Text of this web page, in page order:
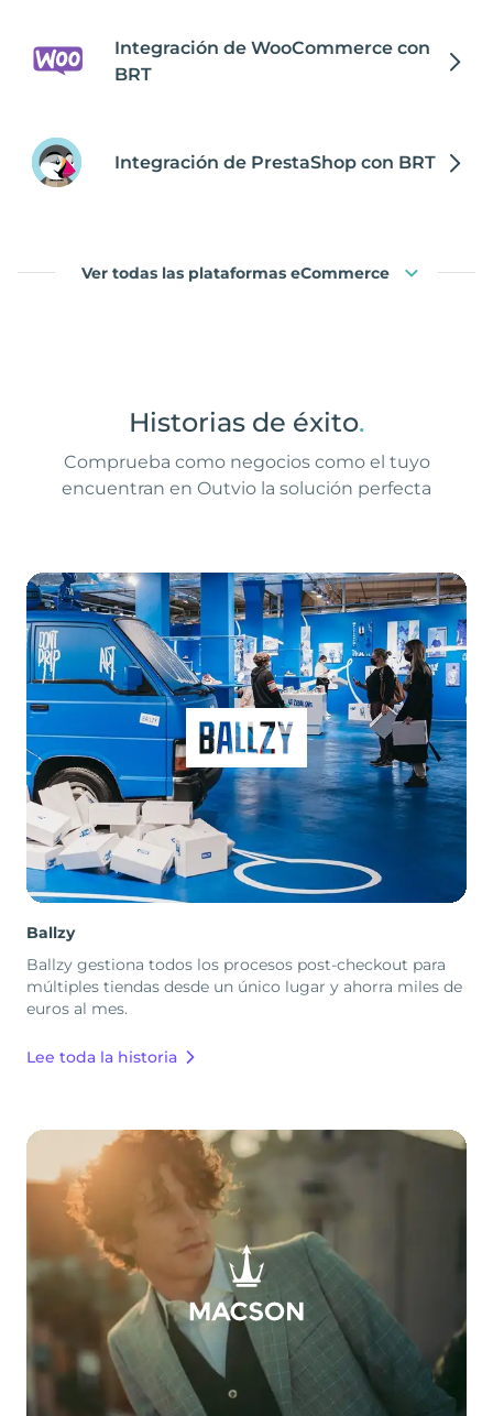
Integración de WooCommerce con
BRT
Integración de PrestaShop con BRT
Ver todas las plataformas eCommerce
Historias de éxito.
Comprueba como negocios como el tuyo
encuentran en Outvio la solución perfecta
Ballzy
Ballzy gestiona todos los procesos post-checkout para
múltiples tiendas desde un único lugar y ahorra miles de
euros al mes.
Lee toda la historia